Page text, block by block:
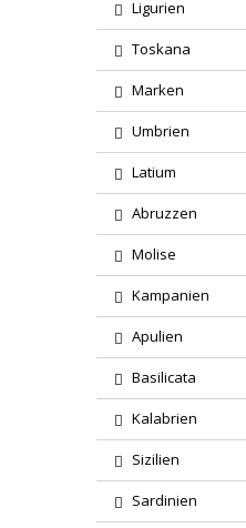
Ligurien
Toskana
Marken
Umbrien
Latium
Abruzzen
Molise
Kampanien
Apulien
Basilicata
Kalabrien
Sizilien
Sardinien